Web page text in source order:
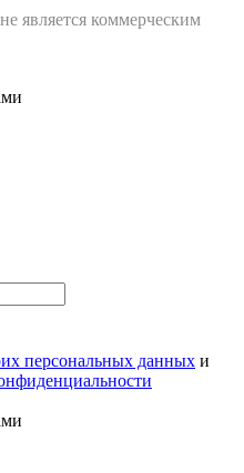
является коммерческим
персональных данных и